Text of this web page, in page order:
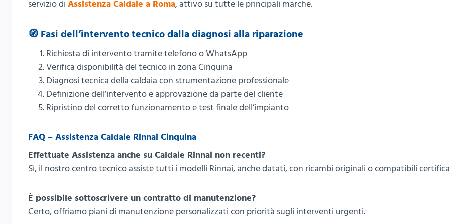
servizio di Assistenza Caldaie a Roma, attivo su tutte le principali marche.
🧭 Fasi dell’intervento tecnico dalla diagnosi alla riparazione
Richiesta di intervento tramite telefono o WhatsApp
Verifica disponibilità del tecnico in zona Cinquina
Diagnosi tecnica della caldaia con strumentazione professionale
Definizione dell’intervento e approvazione da parte del cliente
Ripristino del corretto funzionamento e test finale dell’impianto
FAQ – Assistenza Caldaie Rinnai Cinquina
Effettuate Assistenza anche su Caldaie Rinnai non recenti?
Sì, il nostro centro tecnico assiste tutti i modelli Rinnai, anche datati, con ricambi originali o compatibili
È possibile sottoscrivere un contratto di manutenzione?
Certo, offriamo piani di manutenzione personalizzati con priorità sugli interventi urgenti.